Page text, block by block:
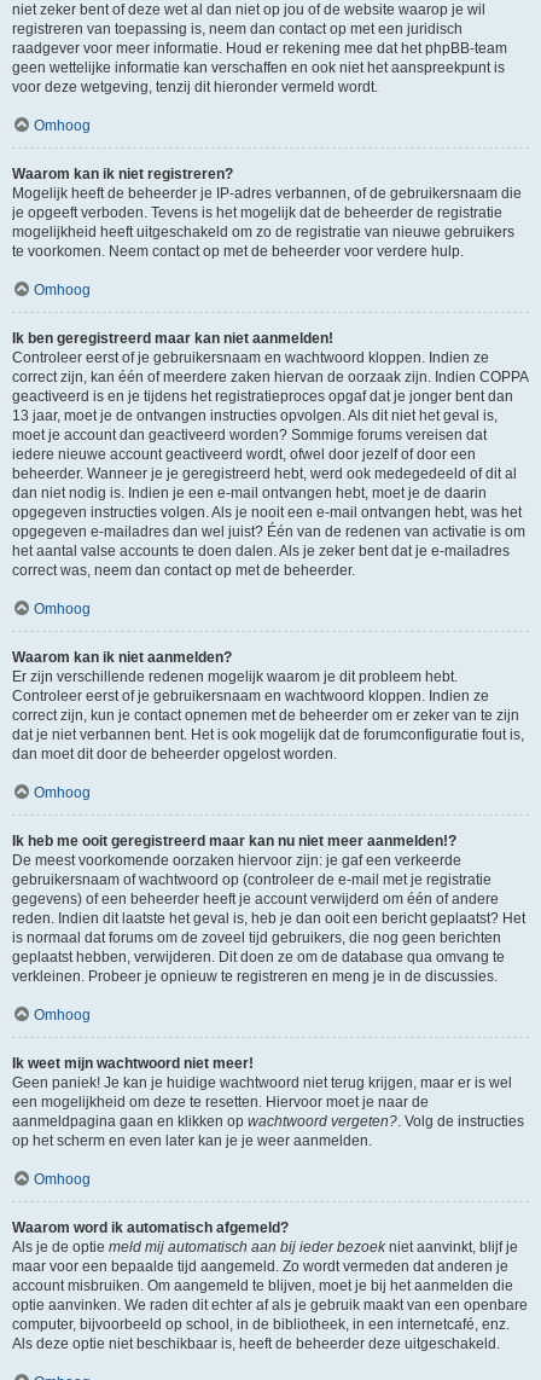
niet zeker bent of deze wet al dan niet op jou of de website waarop je wil
registreren van toepassing is, neem dan contact op met een juridisch
raadgever voor meer informatie. Houd er rekening mee dat het phpBB-team
geen wettelijke informatie kan verschaffen en ook niet het aanspreekpunt is
voor deze wetgeving, tenzij dit hieronder vermeld wordt.
Omhoog
Waarom kan ik niet registreren?
Mogelijk heeft de beheerder je IP-adres verbannen, of de gebruikersnaam die
je opgeeft verboden. Tevens is het mogelijk dat de beheerder de registratie
mogelijkheid heeft uitgeschakeld om zo de registratie van nieuwe gebruikers
te voorkomen. Neem contact op met de beheerder voor verdere hulp.
Omhoog
Ik ben geregistreerd maar kan niet aanmelden!
Controleer eerst of je gebruikersnaam en wachtwoord kloppen. Indien ze
correct zijn, kan één of meerdere zaken hiervan de oorzaak zijn. Indien COPPA
geactiveerd is en je tijdens het registratieproces opgaf dat je jonger bent dan
13 jaar, moet je de ontvangen instructies opvolgen. Als dit niet het geval is,
moet je account dan geactiveerd worden? Sommige forums vereisen dat
iedere nieuwe account geactiveerd wordt, ofwel door jezelf of door een
beheerder. Wanneer je je geregistreerd hebt, werd ook medegedeeld of dit al
dan niet nodig is. Indien je een e-mail ontvangen hebt, moet je de daarin
opgegeven instructies volgen. Als je nooit een e-mail ontvangen hebt, was het
opgegeven e-mailadres dan wel juist? Één van de redenen van activatie is om
het aantal valse accounts te doen dalen. Als je zeker bent dat je e-mailadres
correct was, neem dan contact op met de beheerder.
Omhoog
Waarom kan ik niet aanmelden?
Er zijn verschillende redenen mogelijk waarom je dit probleem hebt.
Controleer eerst of je gebruikersnaam en wachtwoord kloppen. Indien ze
correct zijn, kun je contact opnemen met de beheerder om er zeker van te zijn
dat je niet verbannen bent. Het is ook mogelijk dat de forumconfiguratie fout is,
dan moet dit door de beheerder opgelost worden.
Omhoog
Ik heb me ooit geregistreerd maar kan nu niet meer aanmelden!?
De meest voorkomende oorzaken hiervoor zijn: je gaf een verkeerde
gebruikersnaam of wachtwoord op (controleer de e-mail met je registratie
gegevens) of een beheerder heeft je account verwijderd om één of andere
reden. Indien dit laatste het geval is, heb je dan ooit een bericht geplaatst? Het
is normaal dat forums om de zoveel tijd gebruikers, die nog geen berichten
geplaatst hebben, verwijderen. Dit doen ze om de database qua omvang te
verkleinen. Probeer je opnieuw te registreren en meng je in de discussies.
Omhoog
Ik weet mijn wachtwoord niet meer!
Geen paniek! Je kan je huidige wachtwoord niet terug krijgen, maar er is wel
een mogelijkheid om deze te resetten. Hiervoor moet je naar de
aanmeldpagina gaan en klikken op wachtwoord vergeten?. Volg de instructies
op het scherm en even later kan je je weer aanmelden.
Omhoog
Waarom word ik automatisch afgemeld?
Als je de optie meld mij automatisch aan bij ieder bezoekniet aanvinkt, blijf je
maar voor een bepaalde tijd aangemeld. Zo wordt vermeden dat anderen je
account misbruiken. Om aangemeld te blijven, moet je bij het aanmelden die
optie aanvinken. We raden dit echter af als je gebruik maakt van een openbare
computer, bijvoorbeeld op school, in de bibliotheek, in een internetcafé, enz.
Als deze optie niet beschikbaar is, heeft de beheerder deze uitgeschakeld.